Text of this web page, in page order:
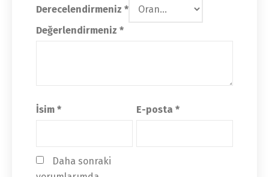
Derecelendirmeniz *
Değerlendirmeniz *
İsim * E-posta*
Daha sonraki